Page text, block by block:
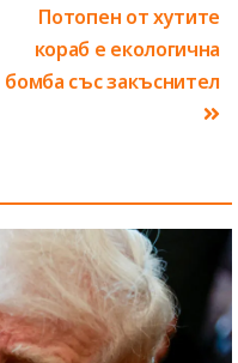
Потопен от хутите
кораб е екологична
бомба със закъснител